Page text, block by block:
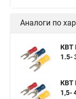
Аналоги по
КВТ
1.5-
КВТ
1,5-